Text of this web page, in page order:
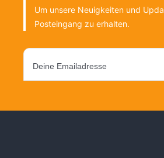
Um unsere Neuigkeiten und
Posteingang zu erhalten.